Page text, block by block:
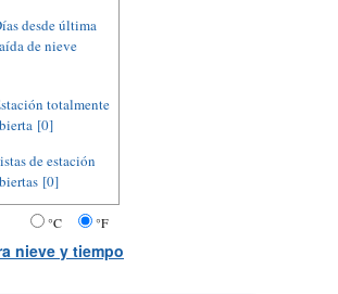
desde última
de nieve
totalmente
[0]
de estación
[0]
°C °F
nieve y tiempo